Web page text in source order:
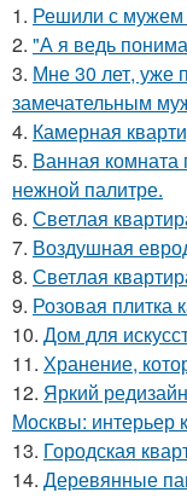
1. Решили с мужем
2. "А я ведь
3. Мне 30 лет, уже
замечательным
4. Камерная
5. Ванная комната
нежной палитре.
6. Светлая
7. Воздушная
8. Светлая
9. Розовая плитка
10. Дом для
11. Хранение,
12. Яркий
Москвы: интерьер
13. Городская
14. Деревянные